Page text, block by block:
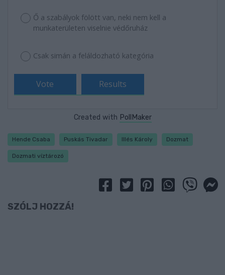
Ő a szabályok fölött van, neki nem kell a
munkaterületen viselnie védőruház
Csak simán a feláldozható kategória
Created with PollMaker
Hende Csaba Puskás Tivadar Illés Károly Dozmat
Dozmati víztározó
SZÓLJ HOZZÁ!